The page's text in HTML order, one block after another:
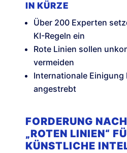
IN KÜRZE
Über 200 Experten
KI-Regeln ein
Rote Linien sollen
vermeiden
Internationale Einigung
angestrebt
FORDERUNG
„ROTEN LINIEN“
KÜNSTLICHE